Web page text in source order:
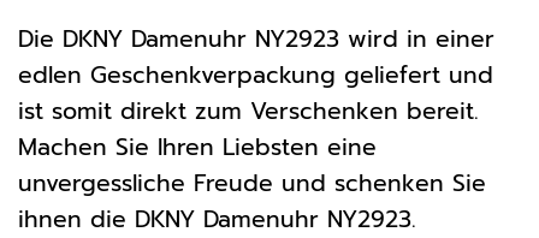
Die DKNY Damenuhr NY2923 wird in einer
edlen Geschenkverpackung geliefert und
ist somit direkt zum Verschenken bereit.
Machen Sie Ihren Liebsten eine
unvergessliche Freude und schenken Sie
ihnen die DKNY Damenuhr NY2923.